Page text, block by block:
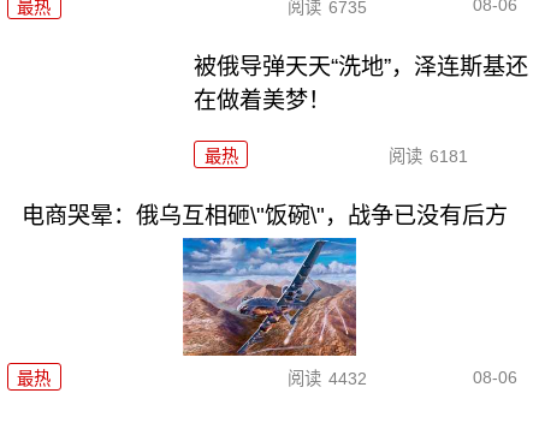
最热 阅读 6735 08-06
被俄导弹天天“洗地”，泽连斯基还
在做着美梦！
最热 阅读 6181
电商哭晕：俄乌互相砸\"饭碗\"，战争已没有后方
最热 阅读 4432 08-06